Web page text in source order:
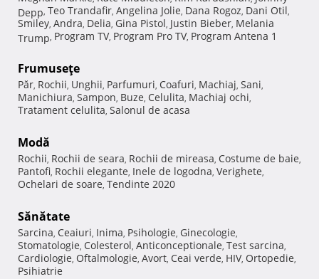
Depp, Teo Trandafir, Angelina Jolie, Dana Rogoz, Dani Otil,
Smiley, Andra, Delia, Gina Pistol, Justin Bieber, Melania
Trump, Program TV, Program Pro TV, Program Antena 1
Frumuseţe
Păr, Rochii, Unghii, Parfumuri, Coafuri, Machiaj, Sani,
Manichiura, Sampon, Buze, Celulita, Machiaj ochi,
Tratament celulita, Salonul de acasa
Modă
Rochii, Rochii de seara, Rochii de mireasa, Costume de baie,
Pantofi, Rochii elegante, Inele de logodna, Verighete,
Ochelari de soare, Tendinte 2020
Sănătate
Sarcina, Ceaiuri, Inima, Psihologie, Ginecologie,
Stomatologie, Colesterol, Anticonceptionale, Test sarcina,
Cardiologie, Oftalmologie, Avort, Ceai verde, HIV, Ortopedie,
Psihiatrie